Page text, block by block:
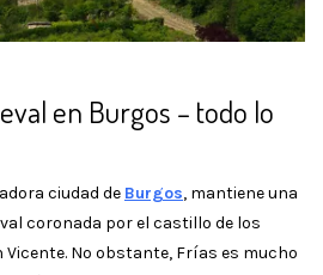
en Burgos – todo lo
ciudad de Burgos, mantiene una
coronada por el castillo de los
Vicente. No obstante, Frías es mucho